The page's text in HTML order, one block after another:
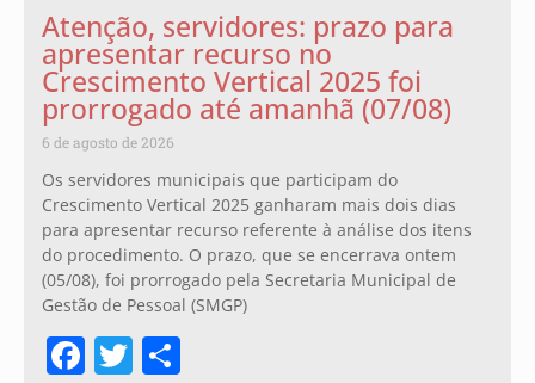
Atenção, servidores: prazo para
apresentar recurso no
Crescimento Vertical 2025 foi
prorrogado até amanhã (07/08)
6 de agosto de 2026
Os servidores municipais que participam do
Crescimento Vertical 2025 ganharam mais dois dias
para apresentar recurso referente à análise dos itens
do procedimento. O prazo, que se encerrava ontem
(05/08), foi prorrogado pela Secretaria Municipal de
Gestão de Pessoal (SMGP)
Facebook
Twitter